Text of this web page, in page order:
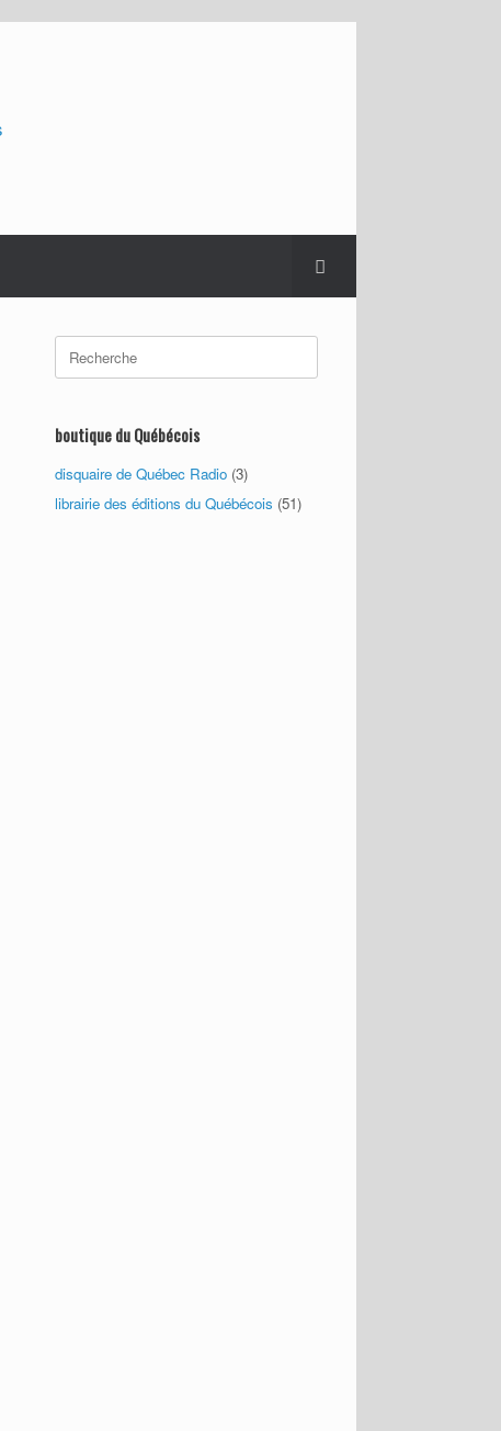
Search
for:
boutique du Québécois
disquaire de Québec Radio (3)
librairie des éditions du Québécois (51)